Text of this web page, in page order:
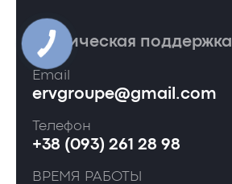
Техническая поддержка
Email
ervgroupe@gmail.com
Телефон
+38 (093) 261 28 98
ВРЕМЯ РАБОТЫ